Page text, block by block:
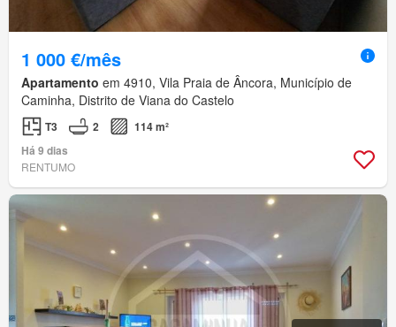
1 000 €/mês
Apartamento em 4910, Vila Praia de Âncora, Município de
Caminha, Distrito de Viana do Castelo
T3 2
114 m²
Há 9 dias
RENTUMO